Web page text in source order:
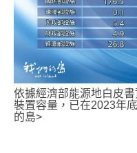
依據經濟部能源地白皮
裝置容量，已在2023年
的島>